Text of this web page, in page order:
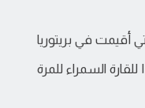
التي أقيمت في بريتوريا
3-2 ويتوج نفسه بطلا جديدا للقارة السمراء للمرة